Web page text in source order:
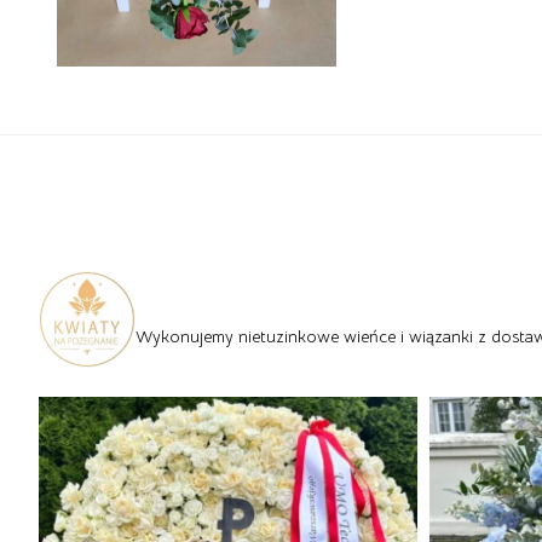
Wykonujemy nietuzinkowe wieńce i wiązanki z